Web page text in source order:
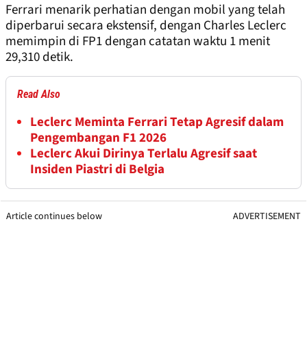
Ferrari menarik perhatian dengan mobil yang telah
diperbarui secara ekstensif, dengan Charles Leclerc
memimpin di FP1 dengan catatan waktu 1 menit
29,310 detik.
Read Also
Leclerc Meminta Ferrari Tetap Agresif dalam
Pengembangan F1 2026
Leclerc Akui Dirinya Terlalu Agresif saat
Insiden Piastri di Belgia
Article continues below ADVERTISEMENT